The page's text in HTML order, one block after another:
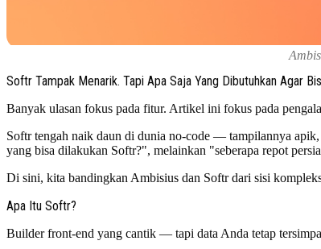
Softr Tampak Menarik. Tapi Apa Saja Yang Dibutuhkan Agar
Banyak ulasan fokus pada fitur. Artikel ini fokus pada
Softr tengah naik daun di dunia no-code — tampilannya
yang bisa dilakukan Softr?", melainkan "seberapa repot
Di sini, kita bandingkan Ambisius dan Softr dari sisi
Apa Itu Softr?
Builder front-end yang cantik — tapi data Anda tetap